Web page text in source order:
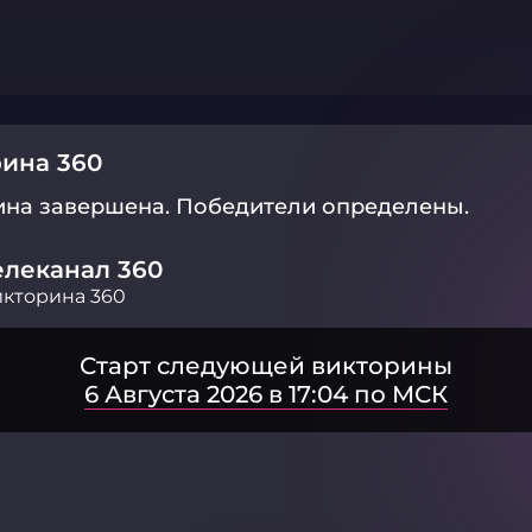
360
завершена. Победители определены.
360
360
Старт следующей викторины
6 Августа 2026 в 17:04 по МСК